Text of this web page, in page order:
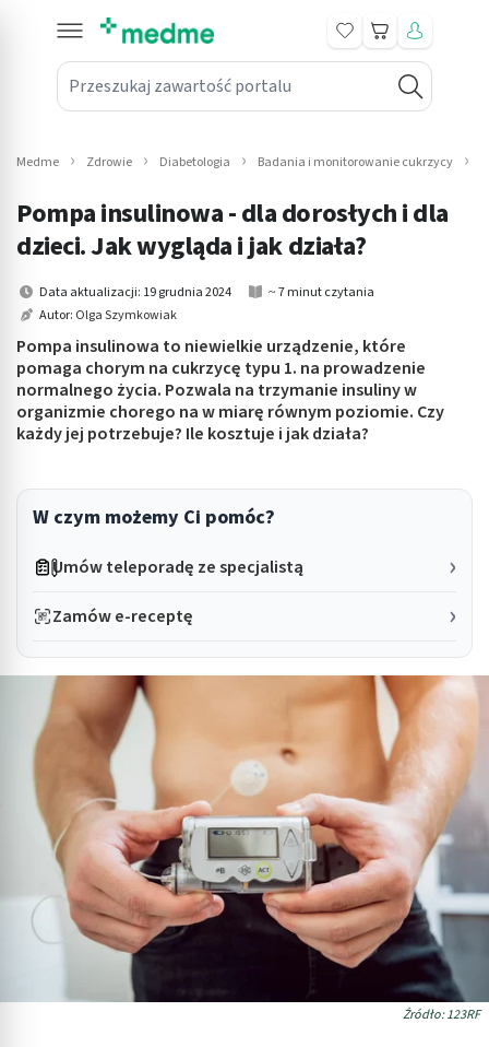
Przeszukaj zawartość portalu
Koszyk
submenu: Leki na receptę
submenu: Mama i dziecko
submenu: Kosmetyki
submenu: Higiena
submenu: Sprzęt medyczny
submenu: Intymne
Medme Zdrowie Diabetologia Badania i monitorowanie cukrzycy
Pompa insulinowa - dla dorosłych i dla
dzieci. Jak wygląda i jak działa?
Data aktualizacji: 19 grudnia 2024
~ 7 minut czytania
Autor: Olga Szymkowiak
Pompa insulinowa to niewielkie urządzenie, które
pomaga chorym na cukrzycę typu 1. na prowadzenie
normalnego życia. Pozwala na trzymanie insuliny w
organizmie chorego na w miarę równym poziomie. Czy
każdy jej potrzebuje? Ile kosztuje i jak działa?
W czym możemy Ci pomóc?
Umów teleporadę ze specjalistą
Zamów e-receptę
Źródło: 123RF